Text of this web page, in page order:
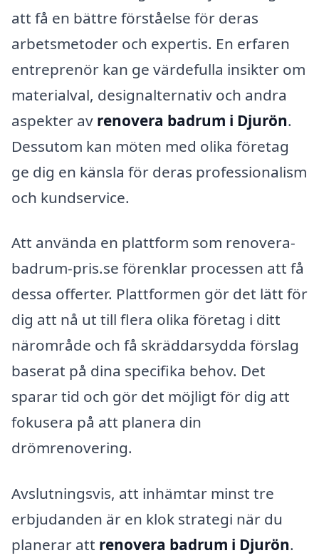
att få en bättre förståelse för deras
arbetsmetoder och expertis. En erfaren
entreprenör kan ge värdefulla insikter om
materialval, designalternativ och andra
aspekter av renovera badrum i Djurön.
Dessutom kan möten med olika företag
ge dig en känsla för deras professionalism
och kundservice.
Att använda en plattform som renovera-
badrum-pris.se förenklar processen att få
dessa offerter. Plattformen gör det lätt för
dig att nå ut till flera olika företag i ditt
närområde och få skräddarsydda förslag
baserat på dina specifika behov. Det
sparar tid och gör det möjligt för dig att
fokusera på att planera din
drömrenovering.
Avslutningsvis, att inhämtar minst tre
erbjudanden är en klok strategi när du
planerar att renovera badrum i Djurön.